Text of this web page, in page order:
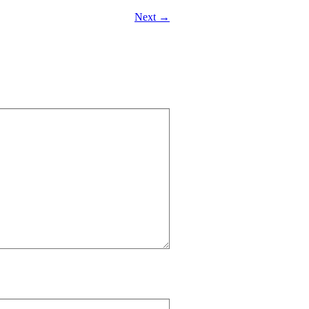
Next →